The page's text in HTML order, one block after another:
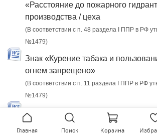
«Расстояние до пожарного
производства / цеха
(В соответствии с п. 48 раздела I ППР в РФ
№1479)
Знак «Курение табака и
огнем запрещено»
(В соответствии с п. 11 раздела I ППР в РФ
№1479)
Табличка «Место хранения
(В соответствии с п. 18 раздела I ППР в РФ
Главная Поиск Корзина